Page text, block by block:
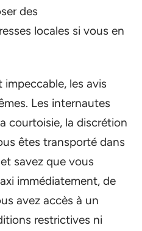
des
locales si vous en
les avis
Les internautes
courtoisie, la discrétion
êtes transporté dans
savez que vous
immédiatement, de
avez accès à un
restrictives ni